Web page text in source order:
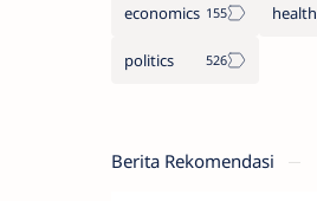
economics health
politics
Berita Rekomendasi